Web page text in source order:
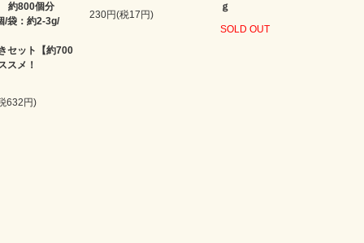
約800個分
/袋：約2-3g/
セット【約700
スメ！
632円)
230円(税17円)
ｇ
SOLD OUT